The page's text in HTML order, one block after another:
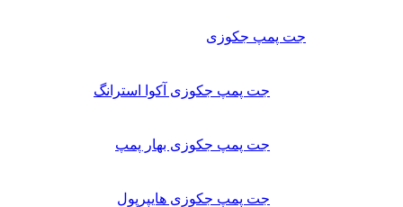
جت پمپ جکوزی
جت پمپ جکوزی آکوا استرانگ
جت پمپ جکوزی بهار پمپ
جت پمپ جکوزی هایپرپول